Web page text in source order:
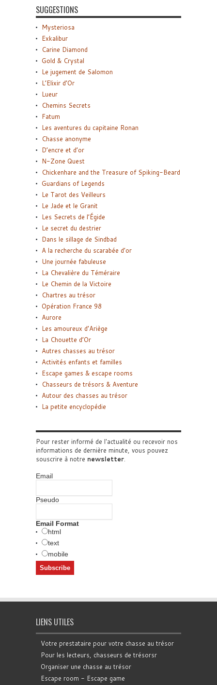
SUGGESTIONS
Mysteriosa
Exkalibur
Carine Diamond
Gold & Crystal
Le jugement de Salomon
L’Elixir d’Or
Lueur
Chemins Secrets
Fatum
Les aventures du capitaine Ronan
Chasse anonyme
D’encre et d’or
N-Zone Quest
Chickenhare and the Treasure of Spiking-Beard
Guardians of Legends
Le Tarot des Veilleurs
Le Jade et le Granit
Les Secrets de l’Égide
Le secret du destrier
Dans le sillage de Sindbad
A la recherche du scarabée d’or
Une journée fabuleuse
La Chevalière du Téméraire
Le Chemin de la Victoire
Chartres au trésor
Opération France 98
Aurore
Les amoureux d’Ariège
La Chouette d’Or
Autres chasses au trésor
Activités enfants et familles
Escape games & escape rooms
Chasseurs de trésors & Aventure
Autour des chasses au trésor
La petite encyclopédie
Pour rester informé de l'actualité ou recevoir nos
informations de dernière minute, vous pouvez
souscrire à notre newsletter.
Email
Pseudo
Email Format
html
text
mobile
LIENS UTILES
Votre prestataire pour votre chasse au trésor
Pour les lecteurs, chasseurs de trésorsr
Organiser une chasse au trésor
Escape room - Escape game